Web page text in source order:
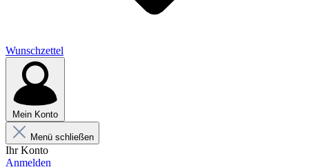
Wunschzettel
Mein Konto
Menü schließen
Ihr Konto
Anmelden